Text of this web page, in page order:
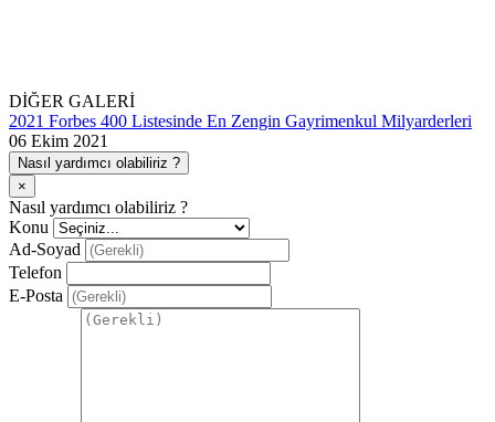
DİĞER GALERİ
2021 Forbes 400 Listesinde En Zengin Gayrimenkul Milyarderleri
06 Ekim 2021
Nasıl yardımcı olabiliriz ?
×
Nasıl yardımcı olabiliriz ?
Konu
Ad-Soyad
Telefon
E-Posta